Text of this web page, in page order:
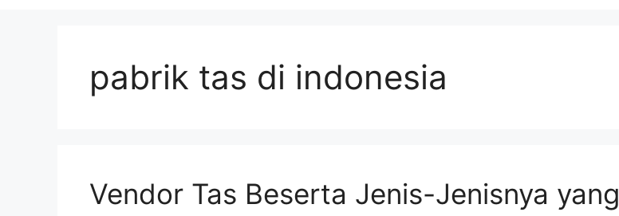
pabrik tas di indonesia
Vendor Tas Beserta Jenis-Jenisnya yang